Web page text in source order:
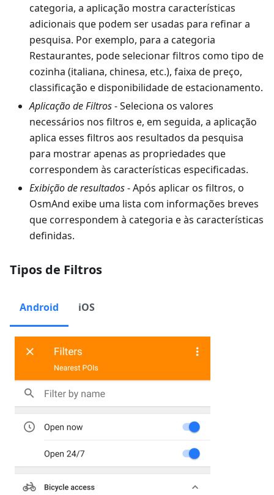
categoria, a aplicação mostra características
adicionais que podem ser usadas para refinar a
pesquisa. Por exemplo, para a categoria
Restaurantes, pode selecionar filtros como tipo de
cozinha (italiana, chinesa, etc.), faixa de preço,
classificação e disponibilidade de estacionamento.
Aplicação de Filtros- Seleciona os valores
necessários nos filtros e, em seguida, a aplicação
aplica esses filtros aos resultados da pesquisa
para mostrar apenas as propriedades que
correspondem às características especificadas.
Exibição de resultados- Após aplicar os filtros, o
OsmAnd exibe uma lista com informações breves
que correspondem à categoria e às características
definidas.
Tipos de Filtros
Android iOS